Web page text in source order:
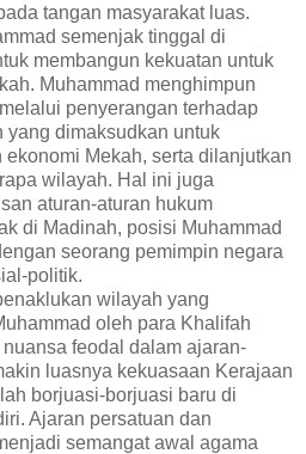
tangan masyarakat luas.
semenjak tinggal di
membangun kekuatan untuk
Muhammad menghimpun
penyerangan terhadap
yang dimaksudkan untuk
Mekah, serta dilanjutkan
wilayah. Hal ini juga
aturan-aturan hukum
di Madinah, posisi Muhammad
seorang pemimpin negara
politik.
wilayah yang
oleh para Khalifah
feodal dalam ajaran-
luasnya kekuasaan Kerajaan
borjuasi-borjuasi baru di
Ajaran persatuan dan
semangat awal agama